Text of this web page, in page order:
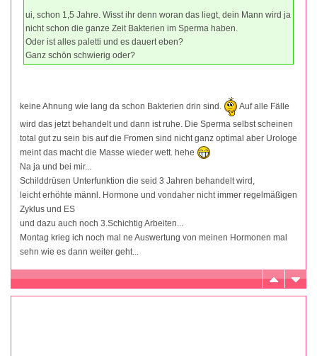
ui, schon 1,5 Jahre. Wisst ihr denn woran das liegt, dein Mann wird ja
nicht schon die ganze Zeit Bakterien im Sperma haben.
Oder ist alles paletti und es dauert eben?
Ganz schön schwierig oder?
keine Ahnung wie lang da schon Bakterien drin sind.
Auf alle Fälle
wird das jetzt behandelt und dann ist ruhe. Die Sperma selbst scheinen
total gut zu sein bis auf die Fromen sind nicht ganz optimal aber Urologe
meint das macht die Masse wieder wett. hehe
Na ja und bei mir...
Schilddrüsen Unterfunktion die seid 3 Jahren behandelt wird,
leicht erhöhte männl. Hormone und vondaher nicht immer regelmäßigen
Zyklus und ES
und dazu auch noch 3.Schichtig Arbeiten...
Montag krieg ich noch mal ne Auswertung von meinen Hormonen mal
sehn wie es dann weiter geht...